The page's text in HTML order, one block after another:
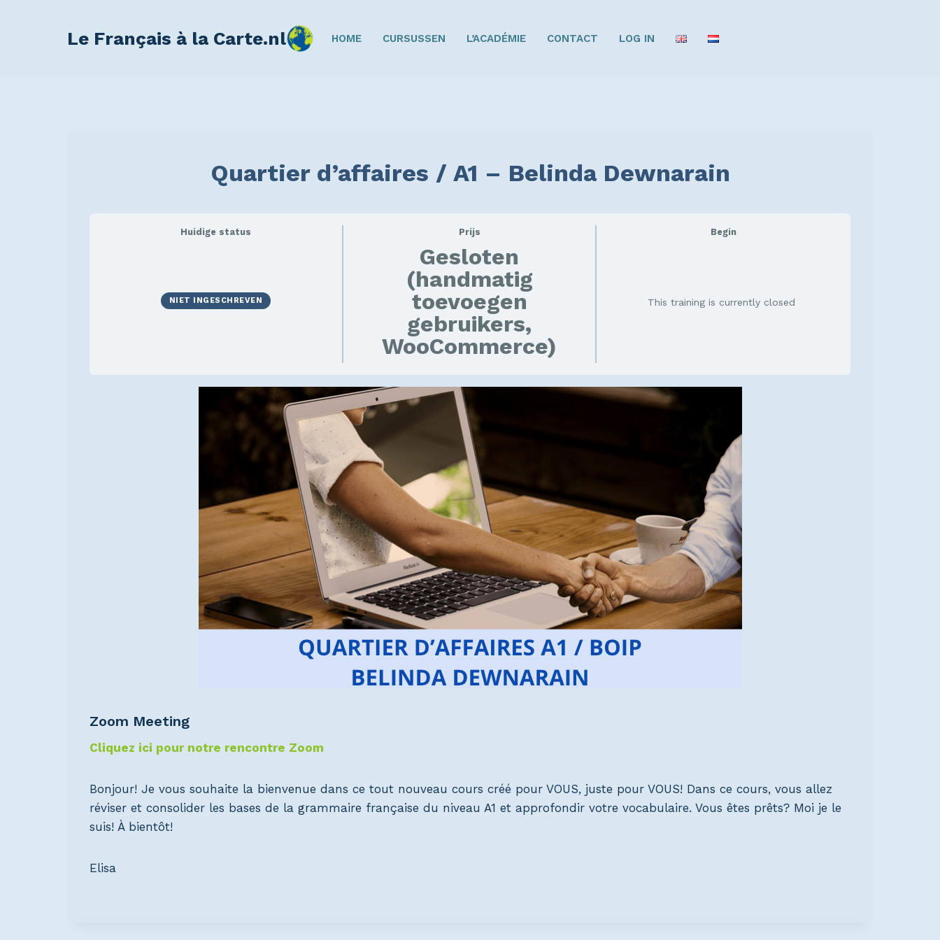
Le Français à la Carte.nl HOME CURSUSSEN L’ACADÉMIE CONTACT LOG IN
Quartier d’affaires / A1 – Belinda Dewnarain
Huidige status
NIET INGESCHREVEN
Prijs
Gesloten
(handmatig
toevoegen
gebruikers,
WooCommerce)
Begin
This training is currently closed
Zoom Meeting
Cliquez ici pour notre rencontre Zoom
Bonjour! Je vous souhaite la bienvenue dans ce tout nouveau cours créé pour VOUS, juste pour VOUS! Dans ce cours, vous allez
réviser et consolider les bases de la grammaire française du niveau A1 et approfondir votre vocabulaire. Vous êtes prêts? Moi je le
suis! À bientôt!
Elisa